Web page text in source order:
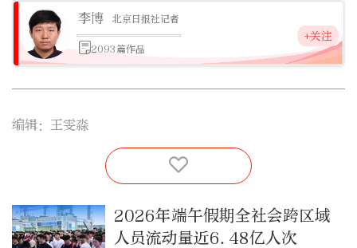
李博 北京日报社记者
2093篇作品
+关注
编辑：王雯淼
2026年端午假期全社会跨区域
人员流动量近6.48亿人次